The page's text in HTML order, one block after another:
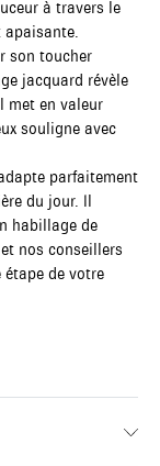
à travers le
apaisante.
son toucher
jacquard révèle
met en valeur
souligne avec
parfaitement
du jour. Il
habillage de
nos conseillers
de votre